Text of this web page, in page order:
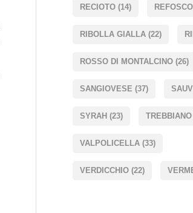
RECIOTO (14) REFOSCO
RIBOLLA GIALLA (22)
ROSSO DI MONTALCINO (26)
SANGIOVESE (37)
SYRAH (23) TREBBIANO
VALPOLICELLA (33)
VERDICCHIO (22)